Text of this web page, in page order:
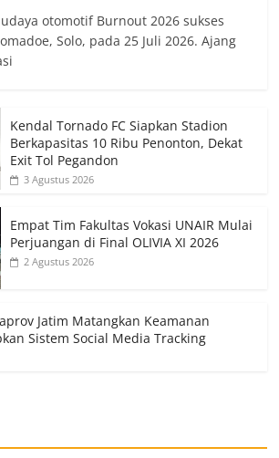
otomotif Burnout 2026 sukses
Solo, pada 25 Juli 2026. Ajang
Kendal Tornado FC Siapkan Stadion
Berkapasitas 10 Ribu Penonton, Dekat
Exit Tol Pegandon
3 Agustus 2026
Empat Tim Fakultas Vokasi UNAIR Mulai
Perjuangan di Final OLIVIA XI 2026
2 Agustus 2026
Jatim Matangkan Keamanan
Sistem Social Media Tracking